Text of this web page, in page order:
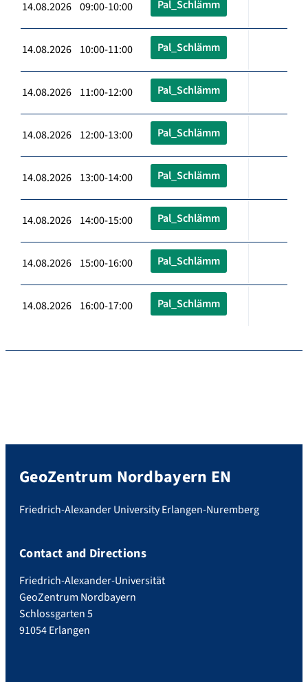
14.08.2026 09:00-10:00 Pal_Schlämm
14.08.2026 10:00-11:00 Pal_Schlämm
14.08.2026 11:00-12:00 Pal_Schlämm
14.08.2026 12:00-13:00 Pal_Schlämm
14.08.2026 13:00-14:00 Pal_Schlämm
14.08.2026 14:00-15:00 Pal_Schlämm
14.08.2026 15:00-16:00 Pal_Schlämm
14.08.2026 16:00-17:00 Pal_Schlämm
GeoZentrum Nordbayern EN
Friedrich-Alexander University Erlangen-Nuremberg
Contact and Directions
Friedrich-Alexander-Universität
GeoZentrum Nordbayern
Schlossgarten 5
91054 Erlangen